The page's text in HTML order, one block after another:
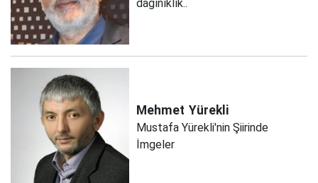
dağınıklık..
Mehmet Yürekli
Mustafa Yürekli'nin Şiirinde
İmgeler